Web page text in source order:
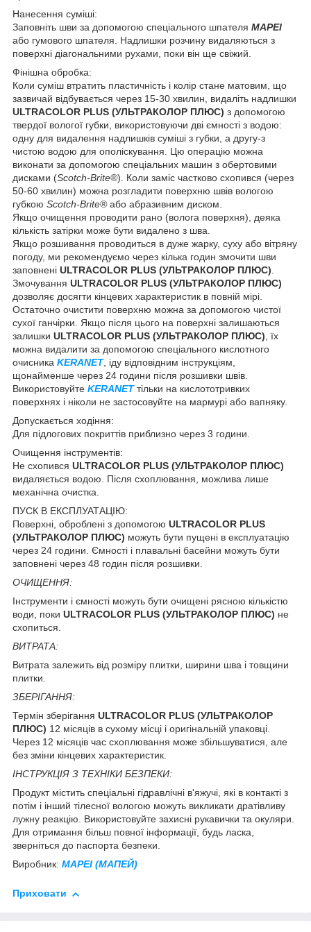
Нанесення суміші:
Заповніть шви за допомогою спеціального шпателя MAPEI
або гумового шпателя. Надлишки розчину видаляються з
поверхні діагональними рухами, поки він ще свіжий.
Фінішна обробка:
Коли суміш втратить пластичність і колір стане матовим, що
зазвичай відбувається через 15-30 хвилин, видаліть надлишки
ULTRACOLOR PLUS (УЛЬТРАКОЛОР ПЛЮС) з допомогою
твердої вологої губки, використовуючи дві ємності з водою:
одну для видалення надлишків суміші з губки, а другу-з
чистою водою для ополіскування. Цю операцію можна
виконати за допомогою спеціальних машин з обертовими
дисками (Scotch-Brite®). Коли заміс частково схопився (через
50-60 хвилин) можна розгладити поверхню швів вологою
губкою Scotch-Brite®або абразивним диском.
Якщо очищення проводити рано (волога поверхня), деяка
кількість затірки може бути видалено з шва.
Якщо розшивання проводиться в дуже жарку, суху або вітряну
погоду, ми рекомендуємо через кілька годин змочити шви
заповнені ULTRACOLOR PLUS (УЛЬТРАКОЛОР ПЛЮС).
Змочування ULTRACOLOR PLUS (УЛЬТРАКОЛОР ПЛЮС)
дозволяє досягти кінцевих характеристик в повній мірі.
Остаточно очистити поверхню можна за допомогою чистої
сухої ганчірки. Якщо після цього на поверхні залишаються
залишки ULTRACOLOR PLUS (УЛЬТРАКОЛОР ПЛЮС), їх
можна видалити за допомогою спеціального кислотного
очисника KERANET, іду відповідним інструкціям,
щонайменше через 24 години після розшивки швів.
Використовуйте KERANETтільки на кислототривких
поверхнях і ніколи не застосовуйте на мармурі або вапняку.
Допускається ходіння:
Для підлогових покриттів приблизно через 3 години.
Очищення інструментів:
Не схопився ULTRACOLOR PLUS (УЛЬТРАКОЛОР ПЛЮС)
видаляється водою. Після схоплювання, можлива лише
механічна очистка.
ПУСК В ЕКСПЛУАТАЦІЮ:
Поверхні, оброблені з допомогою ULTRACOLOR PLUS
(УЛЬТРАКОЛОР ПЛЮС) можуть бути пущені в експлуатацію
через 24 години. Ємності і плавальні басейни можуть бути
заповнені через 48 годин після розшивки.
ОЧИЩЕННЯ:
Інструменти і ємності можуть бути очищені рясною кількістю
води, поки ULTRACOLOR PLUS (УЛЬТРАКОЛОР ПЛЮС) не
схопиться.
ВИТРАТА:
Витрата залежить від розміру плитки, ширини шва і товщини
плитки.
ЗБЕРІГАННЯ:
Термін зберігання ULTRACOLOR PLUS (УЛЬТРАКОЛОР
ПЛЮС) 12 місяців в сухому місці і оригінальній упаковці.
Через 12 місяців час схоплювання може збільшуватися, але
без зміни кінцевих характеристик.
ІНСТРУКЦІЯ З ТЕХНІКИ БЕЗПЕКИ:
Продукт містить спеціальні гідравлічні в'яжучі, які в контакті з
потім і інший тілесної вологою можуть викликати дратівливу
лужну реакцію. Використовуйте захисні рукавички та окуляри.
Для отримання більш повної інформації, будь ласка,
зверніться до паспорта безпеки.
Виробник: MAPEI (МАПЕЙ)
Приховати